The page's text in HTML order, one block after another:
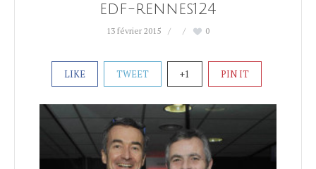
edf-rennes124
13 février 2015 0
LIKE TWEET +1 PIN IT